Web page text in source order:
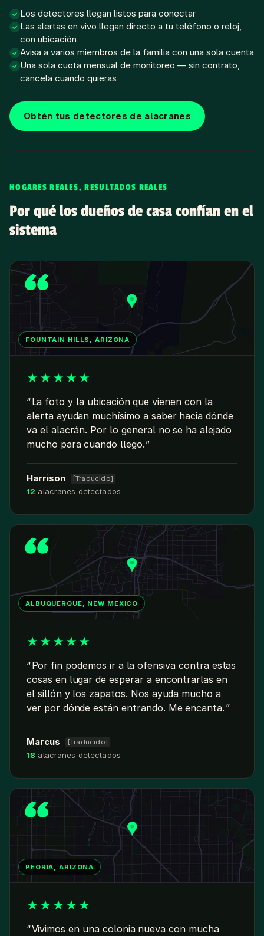
✓ Los detectores llegan listos para conectar
✓ Las alertas en vivo llegan directo a tu teléfono o reloj,
con ubicación
✓ Avisa a varios miembros de la familia con una sola cuenta
✓ Una sola cuota mensual de monitoreo — sin contrato,
cancela cuando quieras
Obtén tus detectores de alacranes
HOGARES REALES, RESULTADOS REALES
Por qué los dueños de casa confían en el
sistema
FOUNTAIN HILLS, ARIZONA
★ ★ ★ ★ ★
La foto y la ubicación que vienen con la
alerta ayudan muchísimo a saber hacia dónde
va el alacrán. Por lo general no se ha alejado
mucho para cuando llego.
Harrison [Traducido]
12 alacranes detectados
ALBUQUERQUE, NEW MEXICO
★ ★ ★ ★ ★
Por fin podemos ir a la ofensiva contra estas
cosas en lugar de esperar a encontrarlas en
el sillón y los zapatos. Nos ayuda mucho a
ver por dónde están entrando. Me encanta.
Marcus [Traducido]
18 alacranes detectados
PEORIA, ARIZONA
★ ★ ★ ★ ★
Vivimos en una colonia nueva con mucha